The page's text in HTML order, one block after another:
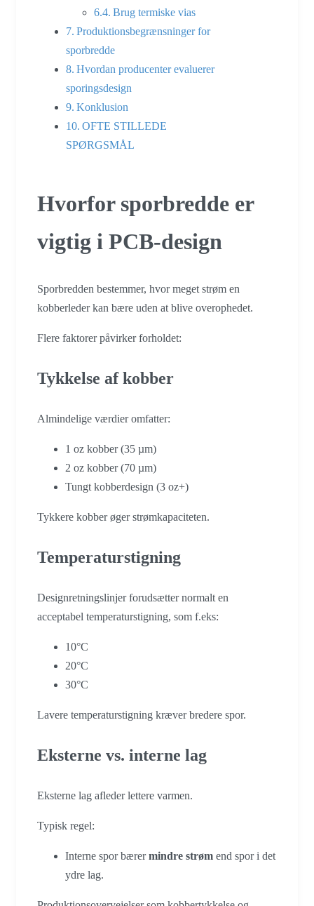
Brug termiske vias
Produktionsbegrænsninger for
sporbredde
Hvordan producenter evaluerer
sporingsdesign
Konklusion
OFTE STILLEDE
SPØRGSMÅL
Hvorfor sporbredde er
vigtig i PCB-design
Sporbredden bestemmer, hvor meget strøm en
kobberleder kan bære uden at blive overophedet.
Flere faktorer påvirker forholdet:
Tykkelse af kobber
Almindelige værdier omfatter:
1 oz kobber (35 µm)
2 oz kobber (70 µm)
Tungt kobberdesign (3 oz+)
Tykkere kobber øger strømkapaciteten.
Temperaturstigning
Designretningslinjer forudsætter normalt en
acceptabel temperaturstigning, som f.eks:
10°C
20°C
30°C
Lavere temperaturstigning kræver bredere spor.
Eksterne vs. interne lag
Eksterne lag afleder lettere varmen.
Typisk regel:
Interne spor bærermindre strøm end spor i det
ydre lag.